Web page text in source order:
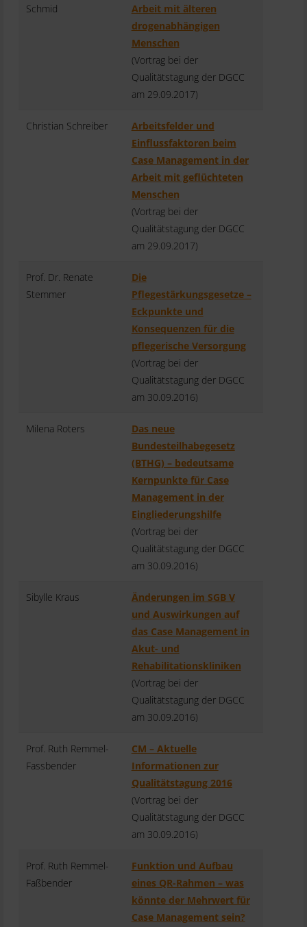
Schmid
Arbeit mit älteren
drogenabhängigen
Menschen
(Vortrag bei der
Qualitätstagung der DGCC
am 29.09.2017)
Christian Schreiber
Arbeitsfelder und
Einflussfaktoren beim
Case Management in der
Arbeit mit geflüchteten
Menschen
(Vortrag bei der
Qualitätstagung der DGCC
am 29.09.2017)
Prof. Dr. Renate
Stemmer
Die
Pflegestärkungsgesetze –
Eckpunkte und
Konsequenzen für die
pflegerische Versorgung
(Vortrag bei der
Qualitätstagung der DGCC
am 30.09.2016)
Milena Roters
Das neue
Bundesteilhabegesetz
(BTHG) – bedeutsame
Kernpunkte für Case
Management in der
Eingliederungshilfe
(Vortrag bei der
Qualitätstagung der DGCC
am 30.09.2016)
Sibylle Kraus
Änderungen im SGB V
und Auswirkungen auf
das Case Management in
Akut- und
Rehabilitationskliniken
(Vortrag bei der
Qualitätstagung der DGCC
am 30.09.2016)
Prof. Ruth Remmel-
Fassbender
CM – Aktuelle
Informationen zur
Qualitätstagung 2016
(Vortrag bei der
Qualitätstagung der DGCC
am 30.09.2016)
Prof. Ruth Remmel-
Faßbender
Funktion und Aufbau
eines QR-Rahmen – was
könnte der Mehrwert für
Case Management sein?